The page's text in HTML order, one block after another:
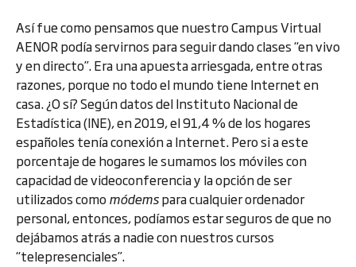
Así fue como pensamos que nuestro Campus Virtual
AENOR podía servirnos para seguir dando clases “en vivo
y en directo”. Era una apuesta arriesgada, entre otras
razones, porque no todo el mundo tiene Internet en
casa. ¿O sí? Según datos del Instituto Nacional de
Estadística (INE), en 2019, el 91,4 % de los hogares
españoles tenía conexión a Internet. Pero si a este
porcentaje de hogares le sumamos los móviles con
capacidad de videoconferencia y la opción de ser
utilizados comomódemspara cualquier ordenador
personal, entonces, podíamos estar seguros de que no
dejábamos atrás a nadie con nuestros cursos
“telepresenciales”.